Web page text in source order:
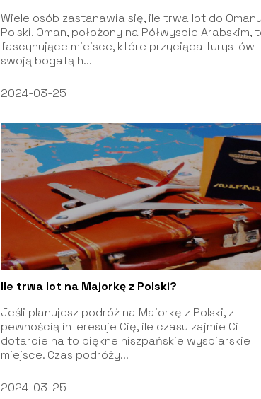
Wiele osób zastanawia się, ile trwa lot do
Polski. Oman, położony na Półwyspie Arabskim,
fascynujące miejsce, które przyciąga turystów
swoją bogatą h...
2024-03-25
Ile trwa lot na Majorkę z Polski?
Jeśli planujesz podróż na Majorkę z Polski, z
pewnością interesuje Cię, ile czasu zajmie Ci
dotarcie na to piękne hiszpańskie wyspiarskie
miejsce. Czas podróży...
2024-03-25